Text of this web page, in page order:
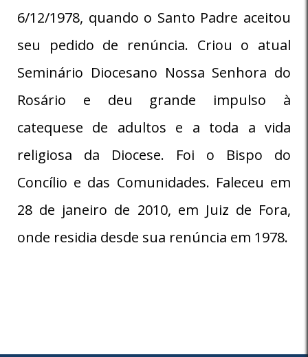
6/12/1978, quando o Santo Padre aceitou
seu pedido de renúncia. Criou o atual
Seminário Diocesano Nossa Senhora do
Rosário e deu grande impulso à
catequese de adultos e a toda a vida
religiosa da Diocese. Foi o Bispo do
Concílio e das Comunidades. Faleceu em
28 de janeiro de 2010, em Juiz de Fora,
onde residia desde sua renúncia em 1978.